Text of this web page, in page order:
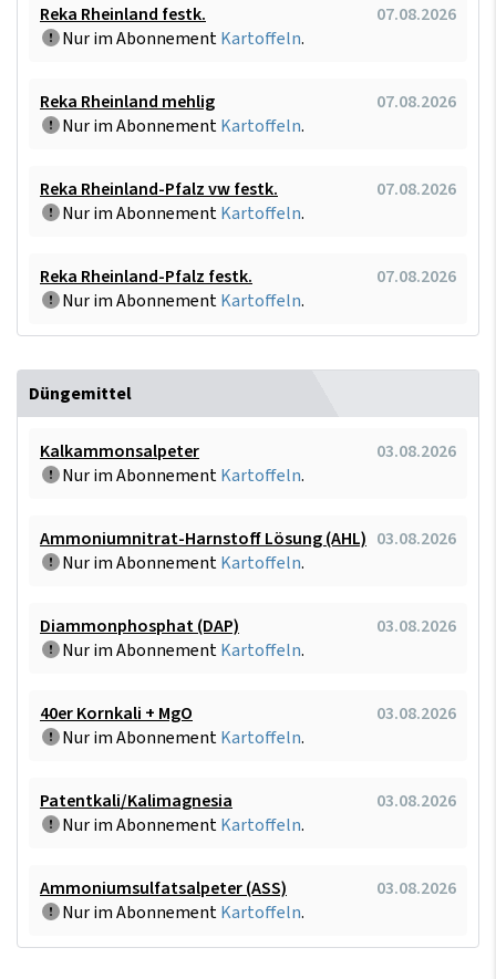
Reka Rheinland festk.
07.08.2026
Nur im AbonnementKartoffeln.
Reka Rheinland mehlig
07.08.2026
Nur im AbonnementKartoffeln.
Reka Rheinland-Pfalz vw festk.
07.08.2026
Nur im AbonnementKartoffeln.
Reka Rheinland-Pfalz festk.
07.08.2026
Nur im AbonnementKartoffeln.
Düngemittel
Kalkammonsalpeter
03.08.2026
Nur im AbonnementKartoffeln.
Ammoniumnitrat-Harnstoff Lösung (AHL) 03.08.2026
Nur im AbonnementKartoffeln.
Diammonphosphat (DAP)
03.08.2026
Nur im AbonnementKartoffeln.
40er Kornkali + MgO
03.08.2026
Nur im AbonnementKartoffeln.
Patentkali/Kalimagnesia
03.08.2026
Nur im AbonnementKartoffeln.
Ammoniumsulfatsalpeter (ASS)
03.08.2026
Nur im AbonnementKartoffeln.